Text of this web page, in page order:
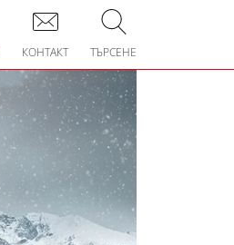
КОНТАКТ ТЪРСЕНЕ